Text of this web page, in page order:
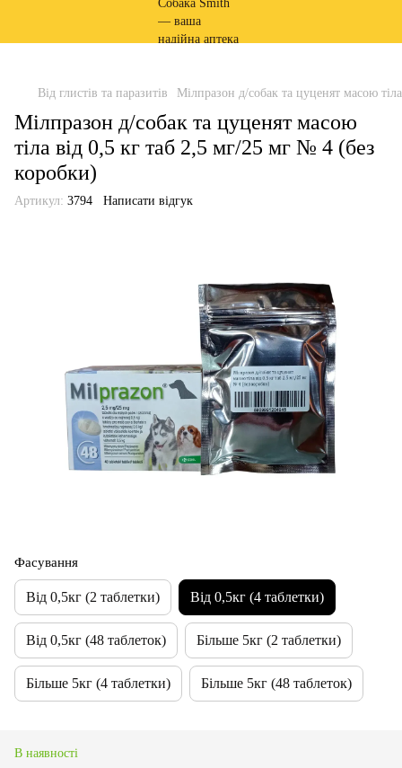
Від глистів та паразитів Мілпразон д/собак та цуценят масою
Мілпразон д/собак та цуценят масою
тіла від 0,5 кг таб 2,5 мг/25 мг № 4 (без
коробки)
Артикул: 3794 Написати відгук
Фасування
Від 0,5кг (2 таблетки) Від 0,5кг (4 таблетки)
Від 0,5кг (48 таблеток) Більше 5кг (2 таблетки)
Більше 5кг (4 таблетки) Більше 5кг (48 таблеток)
В наявності